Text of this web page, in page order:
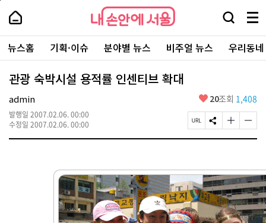
본
로
가
내
손
안
에
서
울
-
서
울
시
대
표
소
내
손
에
울
검
창
열
기
메
뉴
전
체
보
주
요
서
뉴스홈 기획·이슈 분야별 뉴스 비주얼 뉴스 우리동
관광 숙박시설 용적률 인센티브 확대
admin
발행일 2007.02.06. 00:00
수정일 2007.02.06. 00:00
좋
요
20조회 1,408
페
이
L
복
사
S
N
하
기
글
자
게
변
경
하
기
글
자
게
변
경
하
기
페
상
단
로